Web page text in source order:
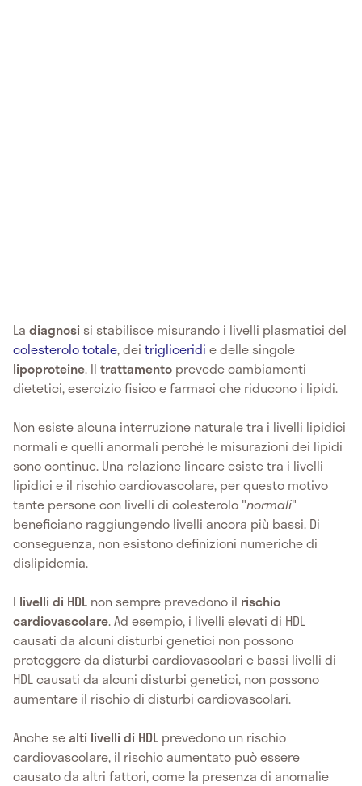
La diagnosi si stabilisce misurando i livelli plasmatici del
colesterolo totale, dei trigliceridi e delle singole
lipoproteine. Il trattamento prevede cambiamenti
dietetici, esercizio fisico e farmaci che riducono i lipidi.
Non esiste alcuna interruzione naturale tra i livelli lipidici
normali e quelli anormali perché le misurazioni dei lipidi
sono continue. Una relazione lineare esiste tra i livelli
lipidici e il rischio cardiovascolare, per questo motivo
tante persone con livelli di colesterolo "normali"
beneficiano raggiungendo livelli ancora più bassi. Di
conseguenza, non esistono definizioni numeriche di
dislipidemia.
I livelli di HDL non sempre prevedono il rischio
cardiovascolare. Ad esempio, i livelli elevati di HDL
causati da alcuni disturbi genetici non possono
proteggere da disturbi cardiovascolari e bassi livelli di
HDL causati da alcuni disturbi genetici, non possono
aumentare il rischio di disturbi cardiovascolari.
Anche sealti livelli di HDL prevedono un rischio
cardiovascolare, il rischio aumentato può essere
causato da altri fattori, come la presenza di anomalie